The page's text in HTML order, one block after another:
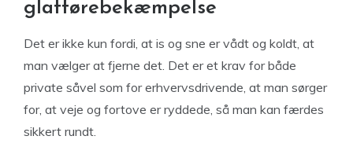
glatførebekæmpelse
Det er ikke kun fordi, at is og sne er vådt og koldt, at
man vælger at fjerne det. Det er et krav for både
private såvel som for erhvervsdrivende, at man sørger
for, at veje og fortove er ryddede, så man kan færdes
sikkert rundt.